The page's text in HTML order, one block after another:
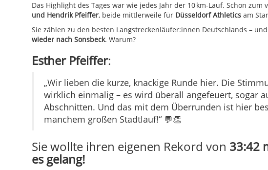
Das Highlight des Tages war wie jedes Jahr der 10 km-Lauf. Schon
und Hendrik Pfeiffer, beide mittlerweile für Düsseldorf Athletics am
Sie zählen zu den besten Langstreckenläufer:innen Deutschlands – und
wieder nach Sonsbeck. Warum?
Esther Pfeiffer:
„Wir lieben die kurze, knackige Runde hier. Die
wirklich einmalig – es wird überall angefeuert, sogar
Abschnitten. Und das mit dem Überrunden ist hier
manchem großen Stadtlauf!“ 💬👏
Sie wollte ihren eigenen Rekord von 33:42
es gelang!